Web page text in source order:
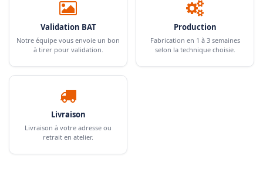
Validation BAT
Notre équipe vous envoie un bon
à tirer pour validation.
Production
Fabrication en 1 à 3 semaines
selon la technique choisie.
Livraison
Livraison à votre adresse ou
retrait en atelier.